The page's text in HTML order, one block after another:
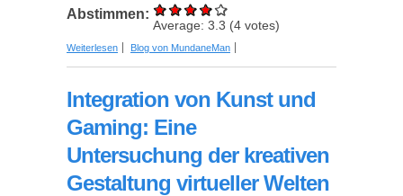
Abstimmen:
Average: 3.3 (4 votes)
Weiterlesen über 3D-Rendering-Software: Welche Funktionen
Blog von MundaneMan
Integration von Kunst und
Gaming: Eine
Untersuchung der kreativen
Gestaltung virtueller Welten